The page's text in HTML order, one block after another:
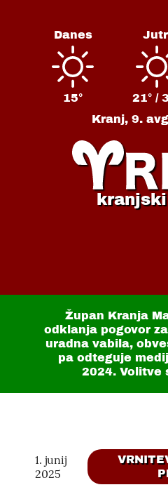
Danes
15° 21° /
Kranj, 9.
Župan Kranja
odklanja pogovor
uradna vabila,
pa odteguje
2024. Volitve
1. junij
2025